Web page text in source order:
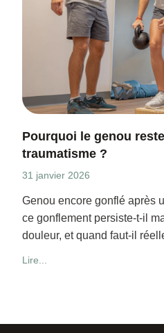
Pourquoi le genou
traumatisme ?
31 janvier 2026
Genou encore gonflé après
ce gonflement persiste-t-il
douleur, et quand faut-il
Lire...